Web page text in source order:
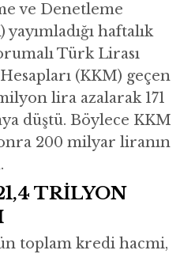
ve Denetleme
haftalık
Türk Lirası
(KKM) geçen
lira azalarak 171
düştü. Böylece KKM
200 milyar liranın
TRİLYON
toplam kredi hacmi,